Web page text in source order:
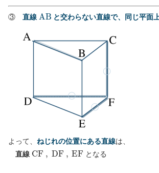
③ 直線 A B と交わらない直線で、同じ平面
よって、 ねじれの位置にある直線は、
直線 CF DF EF となる